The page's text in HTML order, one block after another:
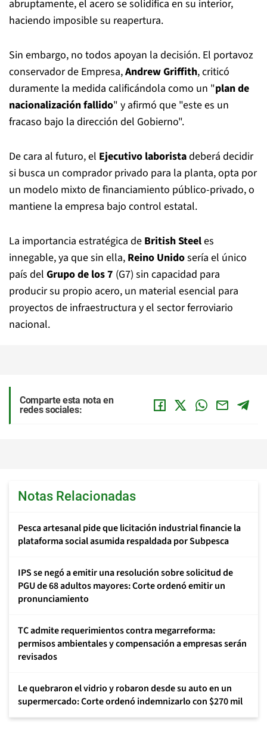
abruptamente, el acero se solidifica en su interior,
haciendo imposible su reapertura.
Sin embargo, no todos apoyan la decisión. El portavoz
conservador de Empresa,Andrew Griffith, criticó
duramente la medida calificándola como un "plan de
nacionalización fallido" y afirmó que "este es un
fracaso bajo la dirección del Gobierno".
De cara al futuro, el Ejecutivo laboristadeberá decidir
si busca un comprador privado para la planta, opta por
un modelo mixto de financiamiento público-privado, o
mantiene la empresa bajo control estatal.
La importancia estratégica de British Steeles
innegable, ya que sin ella, Reino Unidosería el único
país del Grupo de los 7 (G7) sin capacidad para
producir su propio acero, un material esencial para
proyectos de infraestructura y el sector ferroviario
nacional.
Comparte esta nota en
redes sociales:
Notas Relacionadas
Pesca artesanal pide que licitación industrial financie la
plataforma social asumida respaldada por Subpesca
IPS se negó a emitir una resolución sobre solicitud de
PGU de 68 adultos mayores: Corte ordenó emitir un
pronunciamiento
TC admite requerimientos contra megarreforma:
permisos ambientales y compensación a empresas serán
revisados
Le quebraron el vidrio y robaron desde su auto en un
supermercado: Corte ordenó indemnizarlo con $270 mil